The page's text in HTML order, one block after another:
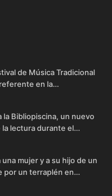
de Música Tradicional
en la
de la comarca
la Bibliopiscina, un nuevo
lectura durante el
mujer y a su hijo de un
por un terraplén en